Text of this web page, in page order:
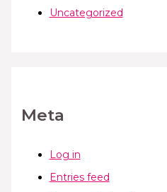
Uncategorized
Meta
Log in
Entries feed